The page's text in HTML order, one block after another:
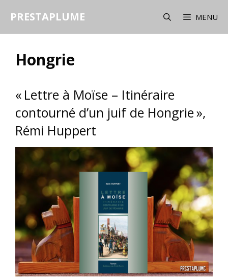
PRESTAPLUME MENU
Hongrie
« Lettre à Moïse – Itinéraire
contourné d’un juif de Hongrie »,
Rémi Huppert